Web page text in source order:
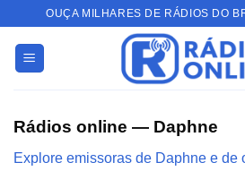
content
OUÇA MILHARES DE RÁDIOS DO
Rádios online — Daphne
Explore emissoras de Daphne e de